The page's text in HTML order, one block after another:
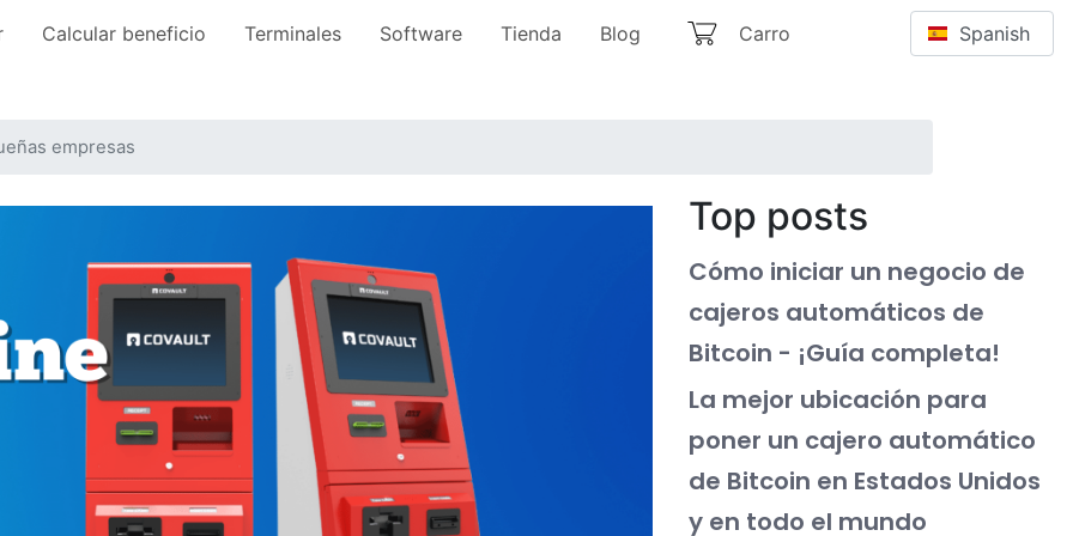
(Spanish)
Calcular beneficio Terminales Software Tienda Blog Carro Select your
empresas
Top posts
Cómo iniciar un negocio de
cajeros automáticos de
Bitcoin - ¡Guía completa!
La mejor ubicación para
poner un cajero automático
de Bitcoin en Estados Unidos
y en todo el mundo